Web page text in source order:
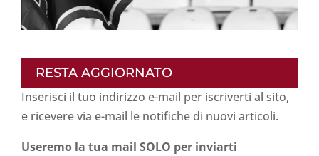
RESTA AGGIORNATO
Inserisci il tuo indirizzo e-mail per iscriverti al sito,
e ricevere via e-mail le notifiche di nuovi articoli.
Useremo la tua mail SOLO per inviarti